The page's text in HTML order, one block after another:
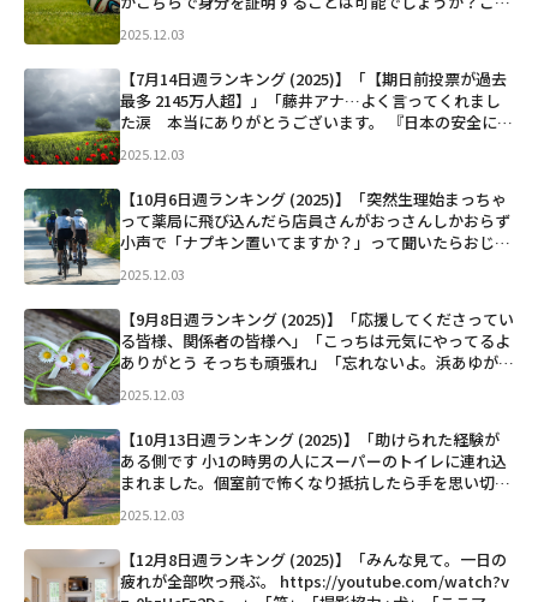
自宅から遺体発見 身元を確認中 https://news....」など
2025.12.03
【7月14日週ランキング (2025)】「【期日前投票が過去
最多 2145万人超】」「藤井アナ…よく言ってくれまし
た涙 本当にありがとうございます。 『日本の安全につ
した。戦後80年ずっとお爺ちゃんお婆ちゃん達が大切
に...」など
2025.12.03
【10月6日週ランキング (2025)】「突然生理始まっちゃ
って薬局に飛び込んだら店員さんがおっさんしかおらず
小声で「ナプキン置いてますか？」って聞いたらおじさ
てからくしゃくしゃの紙袋に入ったナプキンをカウンタ
ー脇から...」など
2025.12.03
【9月8日週ランキング (2025)】「応援してくださってい
る皆様、関係者の皆様へ」「こっちは元気にやってるよ
ありがとう そっちも頑張れ」「忘れないよ。浜あゆが結
機嫌の悪さ」「お前が頑張ってるだけだろ」「韓国きて
待...」など
2025.12.03
【10月13日週ランキング (2025)】「助けられた経験が
ある側です 小1の時男の人にスーパーのトイレに連れ込
まれました。個室前で怖くなり抵抗したら手を思い切り
て…」と声を振り絞って伝えたらおじさんは男に向かっ
て「何しとん...」など
2025.12.03
【12月8日週ランキング (2025)】「みんな見て。一日の
疲れが全部吹っ飛ぶ。 https://youtube.com/watch?v